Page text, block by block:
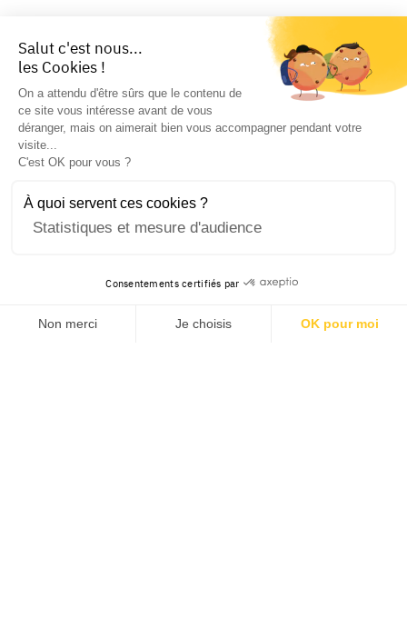
Salut c'est nous...
les Cookies !
On a attendu d'être sûrs que le contenu de
ce site vous intéresse avant de vous
déranger, mais on aimerait bien vous accompagner pendant votre
visite...
C'est OK pour vous ?
À quoi servent ces cookies ?
Statistiques et mesure d'audience
Consentements certifiés par
Non merci Je choisis OK pour moi